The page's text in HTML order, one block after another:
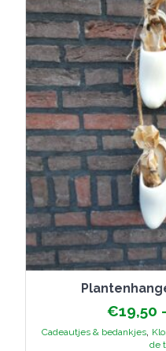
€19,50 -
Cadeautjes & bedankjes,
de